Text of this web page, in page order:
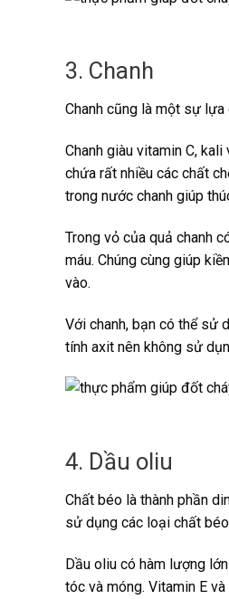
3. Chanh
Chanh cũng là một sự
Chanh giàu vitamin C,
chứa rất nhiều các chất
trong nước chanh giúp
Trong vỏ của quả chanh
máu. Chúng cùng giúp
vào.
Với chanh, bạn có thể sử
tính axit nên không sử
4. Dầu oliu
Chất béo là thành phần
sử dụng các loại chất
Dầu oliu có hàm lượng
tóc và móng. Vitamin E